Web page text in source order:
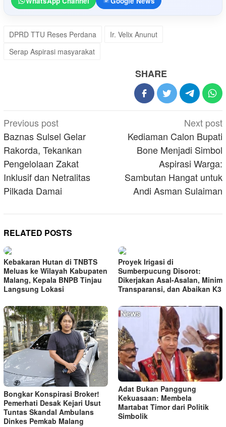
DPRD TTU Reses Perdana
Ir. Velix Anunut
Serap Aspirasi masyarakat
SHARE
Post
navigation
Previous post
Baznas Sulsel Gelar
Rakorda, Tekankan
Pengelolaan Zakat
Inklusif dan Netralitas
Pilkada Damai
Next post
Kediaman Calon Bupati
Bone Menjadi Simbol
Aspirasi Warga:
Sambutan Hangat untuk
Andi Asman Sulaiman
RELATED POSTS
Kebakaran Hutan di TNBTS
Meluas ke Wilayah Kabupaten
Malang, Kepala BNPB Tinjau
Langsung Lokasi
Proyek Irigasi di
Sumberpucung Disorot:
Dikerjakan Asal-Asalan, Minim
Transparansi, dan Abaikan K3
Bongkar Konspirasi Broker!
Pemerhati Desak Kejari Usut
Tuntas Skandal Ambulans
Dinkes Pemkab Malang
Adat Bukan Panggung
Kekuasaan: Membela
Martabat Timor dari Politik
Simbolik